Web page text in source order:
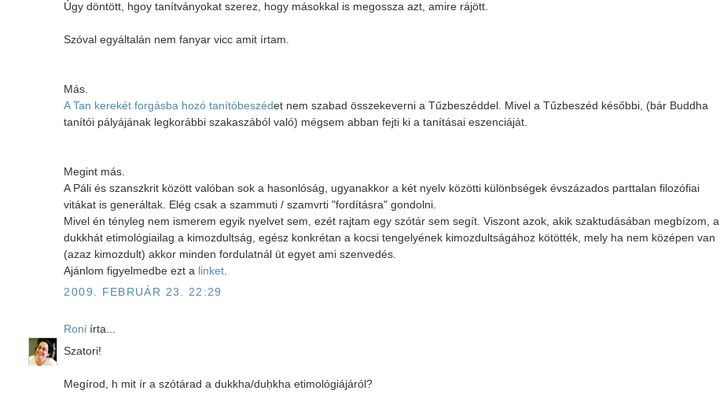
Úgy döntött, hgoy tanítványokat szerez, hogy másokkal is megossza azt, amire rájött.
Szóval egyáltalán nem fanyar vicc amit írtam.
Más.
A Tan kerekét forgásba hozó tanítóbeszédet nem szabad összekeverni a Tűzbeszéddel. Mivel a Tűzbeszéd későbbi, (bár Buddha
tanítói pályájának legkorábbi szakaszából való) mégsem abban fejti ki a tanításai eszenciáját.
Megint más.
A Páli és szanszkrit között valóban sok a hasonlóság, ugyanakkor a két nyelv közötti különbségek évszázados parttalan filozófiai
vitákat is generáltak. Elég csak a szammuti / szamvrti "fordításra" gondolni.
Mivel én tényleg nem ismerem egyik nyelvet sem, ezét rajtam egy szótár sem segít. Viszont azok, akik szaktudásában megbízom, a
dukkhát etimológiailag a kimozdultság, egész konkrétan a kocsi tengelyének kimozdultságához kötötték, mely ha nem középen van
(azaz kimozdult) akkor minden fordulatnál üt egyet ami szenvedés.
Ajánlom figyelmedbe ezt a linket.
2009. FEBRUÁR 23. 22:29
Roni írta...
Szatori!
Megírod, h mit ír a szótárad a dukkha/duḥkha etimológiájáról?